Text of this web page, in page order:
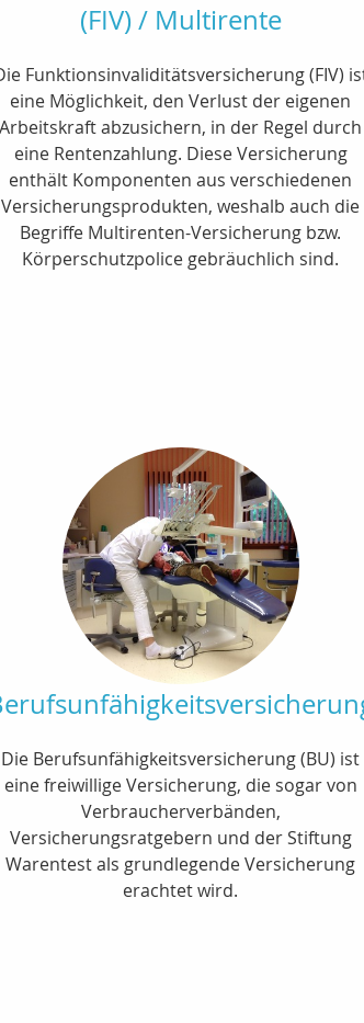
(FIV) / Multirente
Funktionsinvaliditätsversicherung (FIV)
eine Möglichkeit, den Verlust der eigenen
Arbeitskraft abzusichern, in der Regel durch
eine Rentenzahlung. Diese Versicherung
enthält Komponenten aus verschiedenen
Versicherungsprodukten, weshalb auch die
Begriffe Multirenten-Versicherung bzw.
Körperschutzpolice gebräuchlich sind.
Die Berufsunfähigkeitsversicherung (BU) ist
eine freiwillige Versicherung, die sogar von
Verbraucherverbänden,
Versicherungsratgebern und der Stiftung
Warentest als grundlegende Versicherung
erachtet wird.